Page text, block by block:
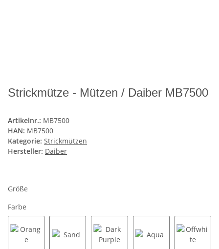
Strickmütze - Mützen / Daiber MB7500
Artikelnr.: MB7500
HAN: MB7500
Kategorie: Strickmützen
Hersteller: Daiber
Größe
Farbe